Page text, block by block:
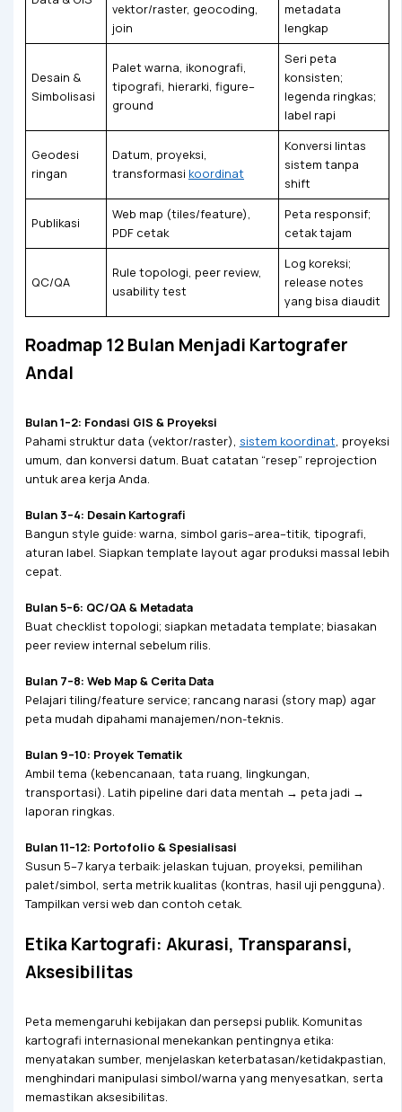
vektor/raster, geocoding,
join
metadata
lengkap
Desain &
Simbolisasi
Palet warna, ikonografi,
tipografi, hierarki, figure–
ground
Seri peta
konsisten;
legenda ringkas;
label rapi
Geodesi
ringan
Datum, proyeksi,
transformasi koordinat
Konversi lintas
sistem tanpa
shift
Publikasi
Web map (tiles/feature),
PDF cetak
Peta responsif;
cetak tajam
QC/QA
Rule topologi, peer review,
usability test
Log koreksi;
release notes
yang bisa diaudit
Roadmap 12 Bulan Menjadi Kartografer
Andal
Bulan 1–2: Fondasi GIS & Proyeksi
Pahami struktur data (vektor/raster), sistem koordinat, proyeksi
umum, dan konversi datum. Buat catatan “resep” reprojection
untuk area kerja Anda.
Bulan 3–4: Desain Kartografi
Bangun style guide: warna, simbol garis–area–titik, tipografi,
aturan label. Siapkan template layout agar produksi massal lebih
cepat.
Bulan 5–6: QC/QA & Metadata
Buat checklist topologi; siapkan metadata template; biasakan
peer review internal sebelum rilis.
Bulan 7–8: Web Map & Cerita Data
Pelajari tiling/feature service; rancang narasi (story map) agar
peta mudah dipahami manajemen/non-teknis.
Bulan 9–10: Proyek Tematik
Ambil tema (kebencanaan, tata ruang, lingkungan,
transportasi). Latih pipeline dari data mentah → peta jadi →
laporan ringkas.
Bulan 11–12: Portofolio & Spesialisasi
Susun 5–7 karya terbaik: jelaskan tujuan, proyeksi, pemilihan
palet/simbol, serta metrik kualitas (kontras, hasil uji pengguna).
Tampilkan versi web dan contoh cetak.
Etika Kartografi: Akurasi, Transparansi,
Aksesibilitas
Peta memengaruhi kebijakan dan persepsi publik. Komunitas
kartografi internasional menekankan pentingnya etika:
menyatakan sumber, menjelaskan keterbatasan/ketidakpastian,
menghindari manipulasi simbol/warna yang menyesatkan, serta
memastikan aksesibilitas.